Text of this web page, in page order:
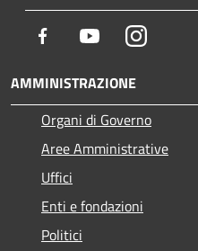
Facebook YoutubeInstagram
AMMINISTRAZIONE
Organi di Governo
Aree Amministrative
Uffici
Enti e fondazioni
Politici